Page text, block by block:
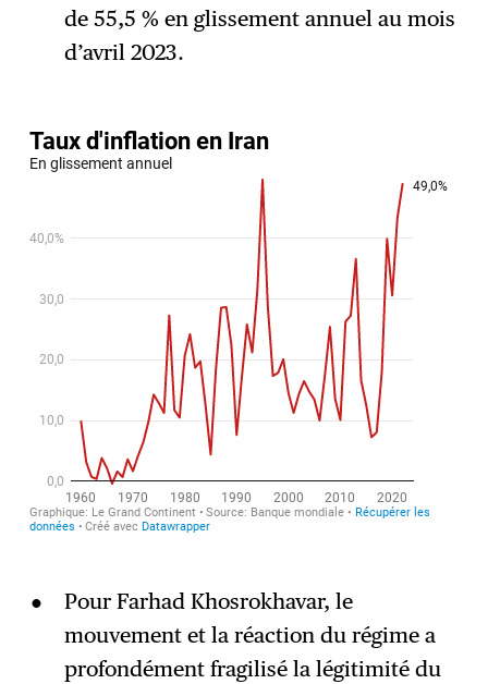
de 55,5 % en glissement annuel au mois
d’avril 2023.
Pour Farhad Khosrokhavar, le
mouvement et la réaction du régime a
profondément fragilisé la légitimité du